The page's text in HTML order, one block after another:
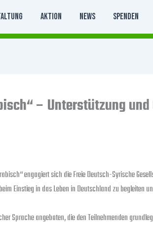
Aktion News Spenden
– Unterstützung
engagiert sich die Freie Deutsch-Syrische
Einstieg in das Leben in Deutschland zu begleiten
Sprache angeboten, die den Teilnehmenden